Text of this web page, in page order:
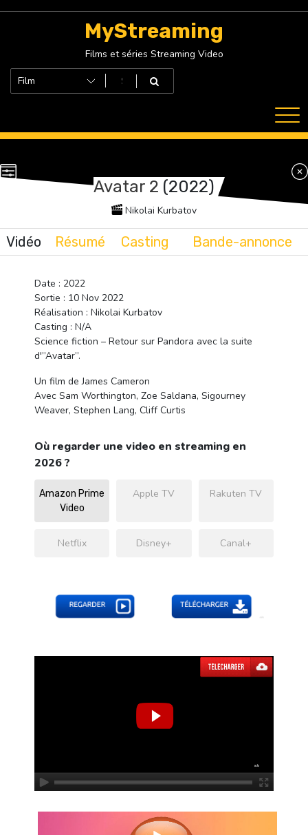
MyStreaming
Films et séries Streaming Video
Avatar 2 (2022)
Nikolai Kurbatov
Vidéo Résumé Casting Bande-annonce
Date : 2022
Sortie : 10 Nov 2022
Réalisation : Nikolai Kurbatov
Casting : N/A
Science fiction – Retour sur Pandora avec la suite
d'”Avatar”.
Un film de James Cameron
Avec Sam Worthington, Zoe Saldana, Sigourney
Weaver, Stephen Lang, Cliff Curtis
Où regarder une video en streaming en
2026 ?
Amazon Prime
Video
Apple TV Rakuten TV
Netflix Disney+ Canal+